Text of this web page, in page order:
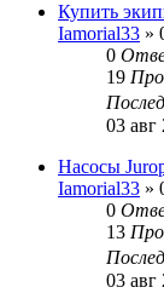
Купить
Iamorial33 »
0
19
03 авг
Насосы
Iamorial33 »
0
13
03 авг